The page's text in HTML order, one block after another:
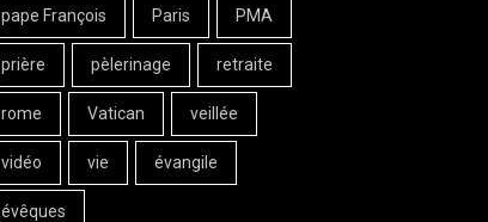
pape François Paris PMA
prière pèlerinage retraite
rome Vatican veillée
vidéo vie évangile
évêques